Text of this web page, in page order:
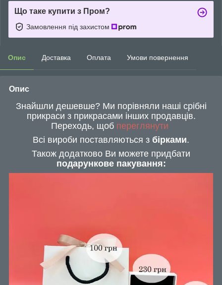
Що таке купити з Пром?
Замовлення під захистом
Опис Доставка Оплата Умови повернення
Опис
Знайшли дешевше? Ми порівняли наші срібні
прикраси з прикрасами інших продавців.
Переходь, щоб переглянути
Всі вироби поставляються з бірками.
Також додатково Ви можете придбати
подарункове пакування: